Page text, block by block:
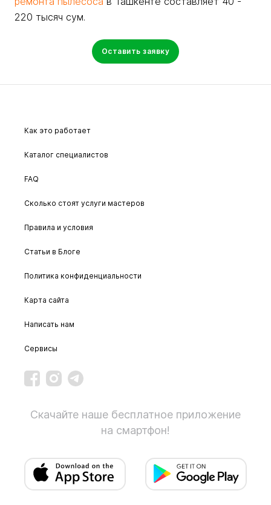
220 тысяч сум.
Оставить заявку
Как это работает
Каталог специалистов
FAQ
Сколько стоят услуги мастеров
Правила и условия
Статьи в Блоге
Политика конфиденциальности
Карта сайта
Написать нам
Сервисы
Скачайте наше бесплатное приложение
на смартфон!